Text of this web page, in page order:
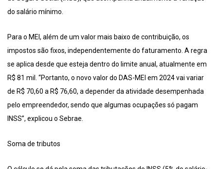
do salário mínimo.
Para o MEI, além de um valor mais baixo de contribuição, os
impostos são fixos, independentemente do faturamento. A regra
se aplica desde que esteja dentro do limite anual, atualmente em
R$ 81 mil. “Portanto, o novo valor do DAS-MEI em 2024 vai variar
de R$ 70,60 a R$ 76,60, a depender da atividade desempenhada
pelo empreendedor, sendo que algumas ocupações só pagam
INSS”, explicou o Sebrae.
Soma de tributos